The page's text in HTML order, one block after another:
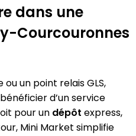
dans une
Courcouronnes
un point relais GLS,
d’un service
pour un dépôt express,
Mini Market simplifie